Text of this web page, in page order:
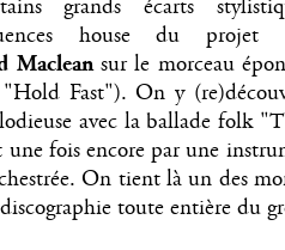
grands écarts
house du
Macleansur le morceau
Fast"). On y
avec la ballade folk
fois encore par une
On tient là un des
toute entière du